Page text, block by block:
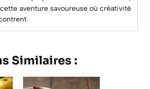
aventure savoureuse où créativité
Similaires :